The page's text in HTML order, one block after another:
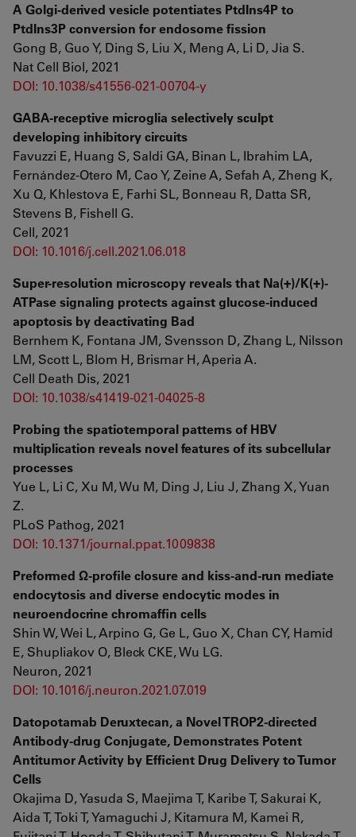
A Golgi-derived vesicle potentiates PtdIns4P to
PtdIns3P conversion for endosome fission
Gong B, Guo Y, Ding S, Liu X, Meng A, Li D, Jia S.
Nat Cell Biol, 2021
DOI: 10.1038/s41556-021-00704-y
GABA-receptive microglia selectively sculpt
developing inhibitory circuits
Favuzzi E, Huang S, Saldi GA, Binan L, Ibrahim LA,
Fernández-Otero M, Cao Y, Zeine A, Sefah A, Zheng K,
Xu Q, Khlestova E, Farhi SL, Bonneau R, Datta SR,
Stevens B, Fishell G.
Cell, 2021
DOI: 10.1016/j.cell.2021.06.018
Super-resolution microscopy reveals that Na(+)/K(+)-
ATPase signaling protects against glucose-induced
apoptosis by deactivating Bad
Bernhem K, Fontana JM, Svensson D, Zhang L, Nilsson
LM, Scott L, Blom H, Brismar H, Aperia A.
Cell Death Dis, 2021
DOI: 10.1038/s41419-021-04025-8
Probing the spatiotemporal patterns of HBV
multiplication reveals novel features of its subcellular
processes
Yue L, Li C, Xu M, Wu M, Ding J, Liu J, Zhang X, Yuan
Z.
PLoS Pathog, 2021
DOI: 10.1371/journal.ppat.1009838
Preformed Ω-profile closure and kiss-and-run mediate
endocytosis and diverse endocytic modes in
neuroendocrine chromaffin cells
Shin W, Wei L, Arpino G, Ge L, Guo X, Chan CY, Hamid
E, Shupliakov O, Bleck CKE, Wu LG.
Neuron, 2021
DOI: 10.1016/j.neuron.2021.07.019
Datopotamab Deruxtecan, a Novel TROP2-directed
Antibody-drug Conjugate, Demonstrates Potent
Antitumor Activity by Efficient Drug Delivery to Tumor
Cells
Okajima D, Yasuda S, Maejima T, Karibe T, Sakurai K,
Aida T, Toki T, Yamaguchi J, Kitamura M, Kamei R,